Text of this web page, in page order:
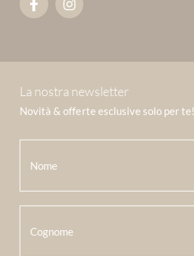
La nostra newsletter
Novità & offerte esclusive solo per te!